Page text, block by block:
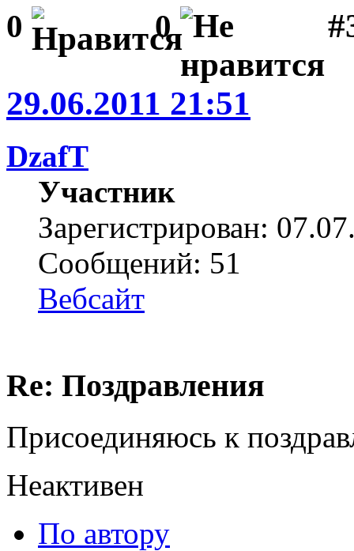
0 0
29.06.2011 21:51
DzafT
Участник
Зарегистрирован:
Сообщений: 51
Вебсайт
Re: Поздравления
Присоединяюсь к
Неактивен
По автору